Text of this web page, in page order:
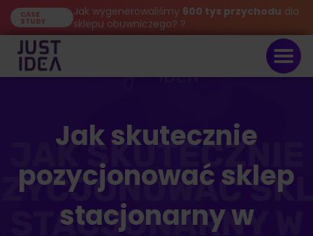
CASE
STUDY
Jak wygenerowaliśmy 600 tys przychodu dla
sklepu obuwniczego? ?
Jak skutecznie
pozycjonować sklep
stacjonarny w